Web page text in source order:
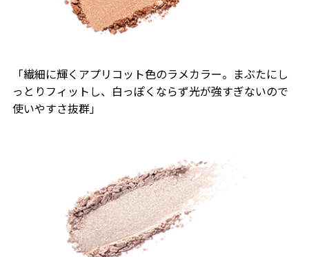
「繊細に輝くアプリコット色のラメカラー。まぶたにし
っとりフィットし、白っぽくならず光が強すぎないので
使いやすさ抜群」